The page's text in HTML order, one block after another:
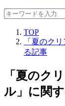
TOP
「夏のク
る記事
「夏のク
ル」に関